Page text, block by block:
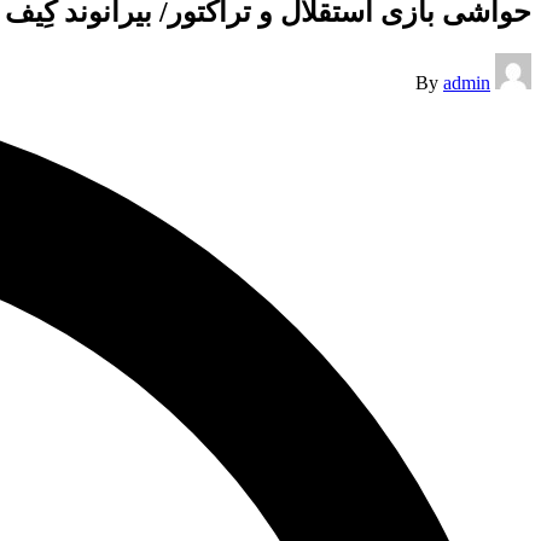
حواشی بازی استقلال و تراکتور/ بیرانوند
Posted
by
By admin